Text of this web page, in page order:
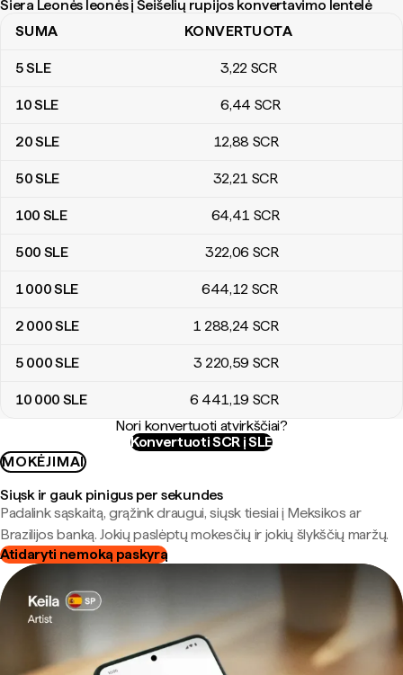
Siera Leonės leonės į Seišelių rupijos konvertavimo lentelė
Siera Leonės leonės į Seišelių rupijos konvertavimo lentelė
SUMA KONVERTUOTA
5SLE 3,22 SCR
10SLE 6,44 SCR
20SLE 12,88 SCR
50SLE 32,21 SCR
100 SLE 64,41 SCR
500 SLE 322,06 SCR
1 000SLE 644,12 SCR
2 000SLE 1 288,24 SCR
5 000SLE 3 220,59 SCR
10 000 SLE 6 441,19 SCR
Nori konvertuoti atvirkščiai?
Konvertuoti SCR į SLE
MOKĖJIMAI
Siųsk ir gauk pinigus per sekundes
Padalink sąskaitą, grąžink draugui, siųsk tiesiai į Meksikos ar
Brazilijos banką. Jokių paslėptų mokesčių ir jokių šlykščių maržų.
Atidaryti nemoką paskyrą